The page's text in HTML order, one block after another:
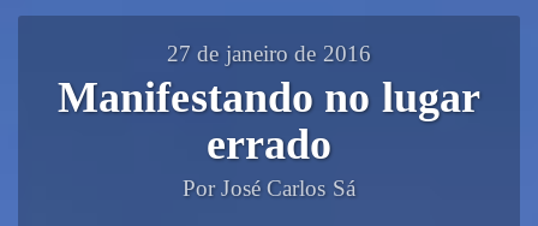
27 de janeiro de 2016
Manifestando no lugar
errado
Por José Carlos Sá